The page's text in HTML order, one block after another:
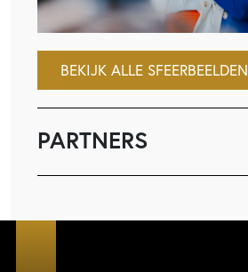
BEKIJK ALLE SFEERBEELDEN
PARTNERS